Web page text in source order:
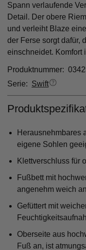
Spann verlaufende
Detail. Der obere
und verleiht Blaze
der Ferse sorgt dafür,
einschneidet. Komfort
Produktnummer:
Serie: Swift
Herausnehmbares
eigene Sohlen
Klettverschluss für
Fußbett mit
angenehm weich an
Gefüttert mit
Oberseite aus
Fuß an, ist